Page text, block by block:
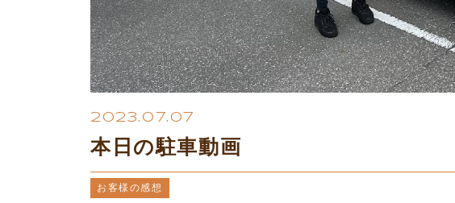
2023.07.07
本日の駐車動画
お客様の感想